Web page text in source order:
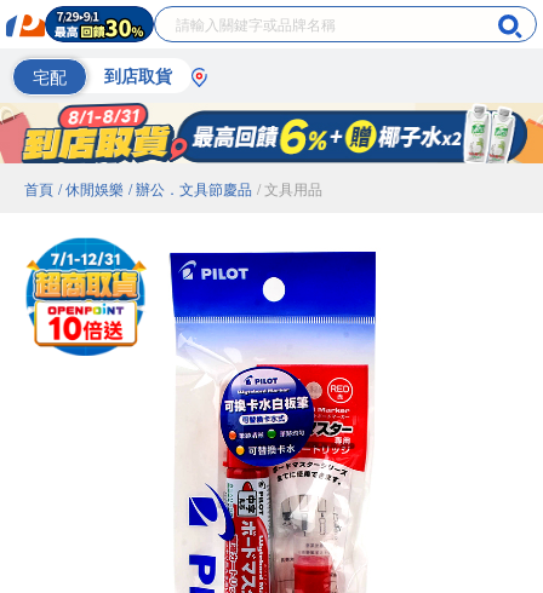
宅配 到店取貨
首頁 / 休閒娛樂 / 辦公．文具節慶品 / 文具用品